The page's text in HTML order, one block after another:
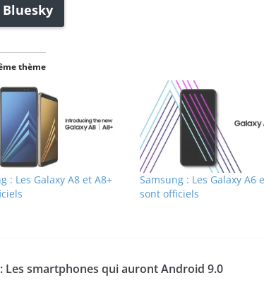
Bluesky
thème
: Les Galaxy A8 et A8+
Samsung : Les Galaxy A6
sont officiels
Les smartphones qui auront Android 9.0